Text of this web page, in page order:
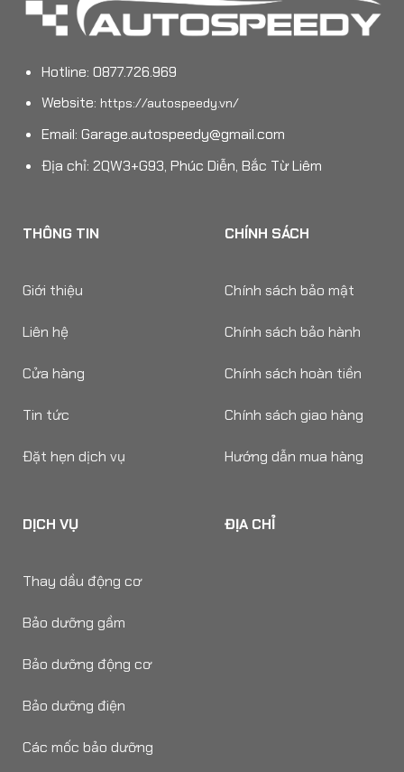
Hotline: 0877.726.969
Website: https://autospeedy.vn/
Email: Garage.autospeedy@gmail.com
Địa chỉ: 2QW3+G93, Phúc Diễn, Bắc Từ Liêm
THÔNG TIN
Giới thiệu
Liên hệ
Cửa hàng
Tin tức
Đặt hẹn dịch vụ
CHÍNH SÁCH
Chính sách bảo mật
Chính sách bảo hành
Chính sách hoàn tiền
Chính sách giao hàng
Hướng dẫn mua hàng
DỊCH VỤ
Thay dầu động cơ
Bảo dưỡng gầm
Bảo dưỡng động cơ
Bảo dưỡng điện
Các mốc bảo dưỡng
ĐỊA CHỈ